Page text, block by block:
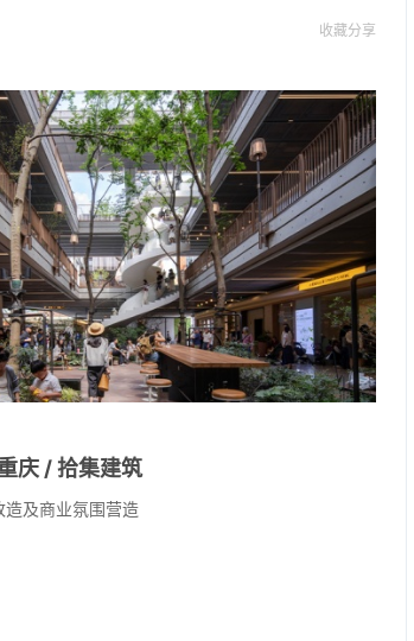
收藏分享
庆 / 拾集建筑
造及商业氛围营造